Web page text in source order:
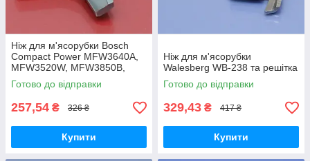
Ніж для м'ясорубки Bosch
Compact Power MFW3640A,
MFW3520W, MFW3850B,
MFW3600W, MFW3502,
MFW3540W, MFW3630A,
MFW3612A
Готово до відправки
257,54 ₴ 326 ₴
Купити
Ніж для м'ясорубки
Walesberg WB-238 та решітка
Готово до відправки
329,43 ₴ 417 ₴
Купити